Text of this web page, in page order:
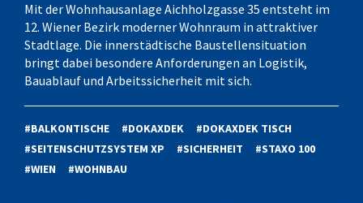
Mit der Wohnhausanlage Aichholzgasse 35 entsteht im
12. Wiener Bezirk moderner Wohnraum in attraktiver
Stadtlage. Die innerstädtische Baustellensituation
bringt dabei besondere Anforderungen an Logistik,
Bauablauf und Arbeitssicherheit mit sich.
#BALKONTISCHE #DOKAXDEK
#DOKAXDEK TISCH
#SEITENSCHUTZSYSTEM XP
#SICHERHEIT
#STAXO 100
#WIEN
#WOHNBAU